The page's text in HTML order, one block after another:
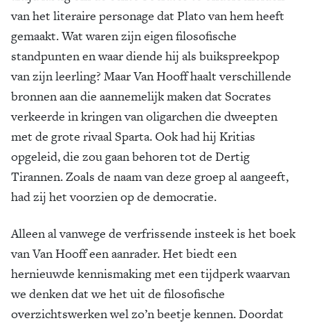
van het literaire personage dat Plato van hem heeft
gemaakt. Wat waren zijn eigen filosofische
standpunten en waar diende hij als buikspreekpop
van zijn leerling? Maar Van Hooff haalt verschillende
bronnen aan die aannemelijk maken dat Socrates
verkeerde in kringen van oligarchen die dweepten
met de grote rivaal Sparta. Ook had hij Kritias
opgeleid, die zou gaan behoren tot de Dertig
Tirannen. Zoals de naam van deze groep al aangeeft,
had zij het voorzien op de democratie.
Alleen al vanwege de verfrissende insteek is het boek
van Van Hooff een aanrader. Het biedt een
hernieuwde kennismaking met een tijdperk waarvan
we denken dat we het uit de filosofische
overzichtswerken wel zo’n beetje kennen. Doordat